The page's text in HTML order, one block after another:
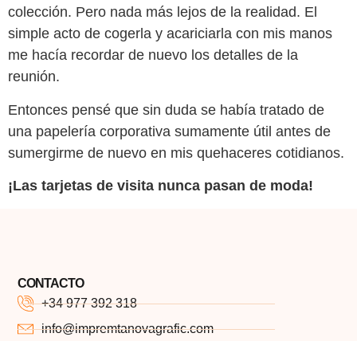
colección. Pero nada más lejos de la realidad. El
simple acto de cogerla y acariciarla con mis manos
me hacía recordar de nuevo los detalles de la
reunión.
Entonces pensé que sin duda se había tratado de
una papelería corporativa sumamente útil antes de
sumergirme de nuevo en mis quehaceres cotidianos.
¡Las tarjetas de visita nunca pasan de moda!
CONTACTO
+34 977 392 318
info@impremtanovagrafic.com